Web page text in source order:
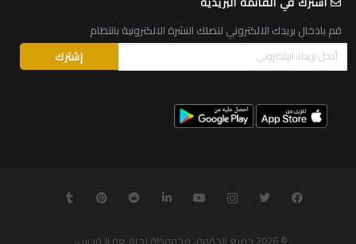
حاضنة الأعمال
مركز التطوير المهني
اشترك في القائمة البريدية